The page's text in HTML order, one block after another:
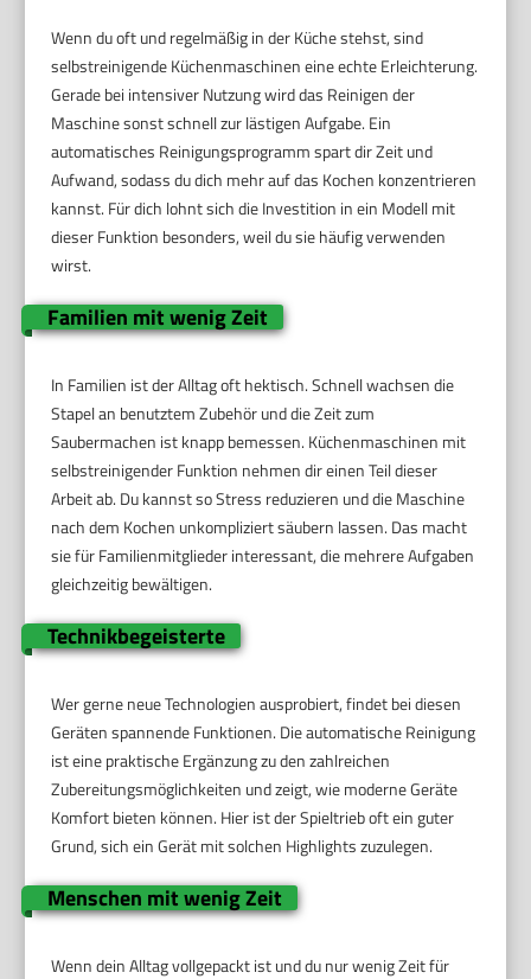
Wenn du oft und regelmäßig in der Küche stehst, sind
selbstreinigende Küchenmaschinen eine echte Erleichterung.
Gerade bei intensiver Nutzung wird das Reinigen der
Maschine sonst schnell zur lästigen Aufgabe. Ein
automatisches Reinigungsprogramm spart dir Zeit und
Aufwand, sodass du dich mehr auf das Kochen konzentrieren
kannst. Für dich lohnt sich die Investition in ein Modell mit
dieser Funktion besonders, weil du sie häufig verwenden
wirst.
Familien mit wenig Zeit
In Familien ist der Alltag oft hektisch. Schnell wachsen die
Stapel an benutztem Zubehör und die Zeit zum
Saubermachen ist knapp bemessen. Küchenmaschinen mit
selbstreinigender Funktion nehmen dir einen Teil dieser
Arbeit ab. Du kannst so Stress reduzieren und die Maschine
nach dem Kochen unkompliziert säubern lassen. Das macht
sie für Familienmitglieder interessant, die mehrere Aufgaben
gleichzeitig bewältigen.
Technikbegeisterte
Wer gerne neue Technologien ausprobiert, findet bei diesen
Geräten spannende Funktionen. Die automatische Reinigung
ist eine praktische Ergänzung zu den zahlreichen
Zubereitungsmöglichkeiten und zeigt, wie moderne Geräte
Komfort bieten können. Hier ist der Spieltrieb oft ein guter
Grund, sich ein Gerät mit solchen Highlights zuzulegen.
Menschen mit wenig Zeit
Wenn dein Alltag vollgepackt ist und du nur wenig Zeit für